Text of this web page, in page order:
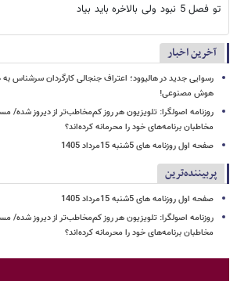
تو فصل 5 نبود ولی بالاخره باید بیاد
آخرین اخبار
رسوایی جدید در هالیوود؛ اعتراف جنجالی کارگردان سرشناس به
هوش مصنوعی!
روزنامه اصولگرا: تلویزیون هر روز کم‌مخاطب‌تر از دیروز شده/
مخاطبان برنامه‌های خود را محرمانه کرده‌اند؟
صفحه اول روزنامه های 5شنبه 15مرداد 1405
پربیننده‌ترین
صفحه اول روزنامه های 5شنبه 15مرداد 1405
روزنامه اصولگرا: تلویزیون هر روز کم‌مخاطب‌تر از دیروز شده/
مخاطبان برنامه‌های خود را محرمانه کرده‌اند؟